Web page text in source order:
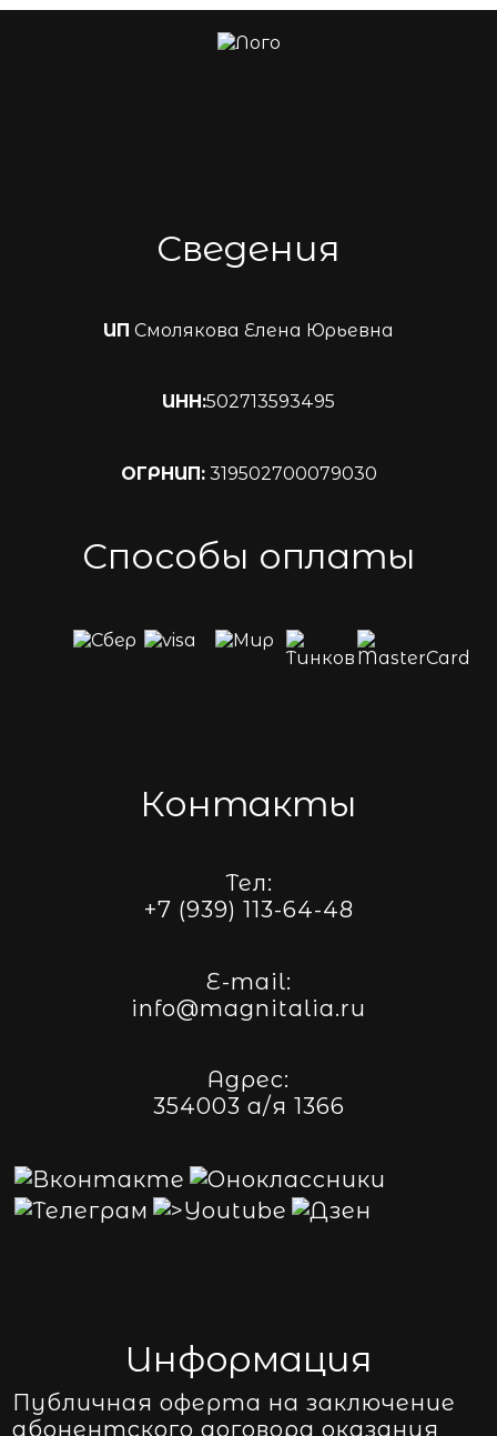
Сведения
ИП Смолякова Елена Юрьевна
ИНН:502713593495
ОГРНИП:319502700079030
Способы оплаты
Контакты
Тел:
+7 (939) 113-64-48
E-mail:
info@magnitalia.ru
Адрес:
354003 а/я 1366
Информация
Публичная оферта на заключение
абонентского договора оказания